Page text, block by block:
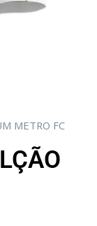
METRO FC